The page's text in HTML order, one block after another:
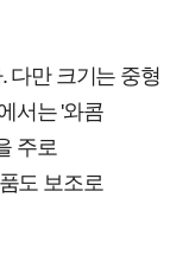
다만 크기는 중형
서는 '와콤
주로
도 보조로